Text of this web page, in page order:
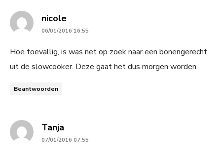
nicolesays:
06/01/2016 16:55
Hoe toevallig, is was net op zoek naar een bonengerecht
uit de slowcooker. Deze gaat het dus morgen worden.
Beantwoorden
Tanja
07/01/2016 07:55